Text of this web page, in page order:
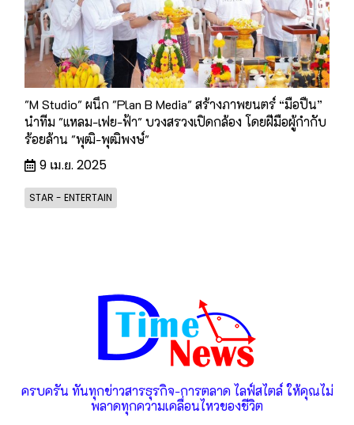
"M Studio" ผนึก "Plan B Media" สร้างภาพยนตร์ “มือปืน”
นำทีม "แหลม-เฟย-ฟ้า" บวงสรวงเปิดกล้อง โดยฝีมือผู้กำกับ
ร้อยล้าน "พุฒิ-พุฒิพงษ์"
9 เม.ย. 2025
STAR - ENTERTAIN
ครบครัน ทันทุกข่าวสารธุรกิจ-การตลาด ไลฟ์สไตล์ ให้คุณไม่
พลาดทุกความเคลื่อนไหวของชีวิต